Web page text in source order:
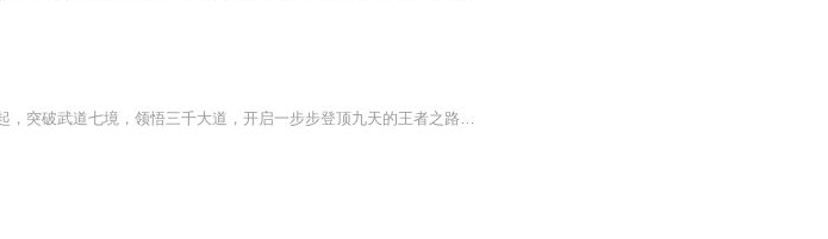
武道宗师古木携五行真元诀，以废柴之躯逆境而起，突破武道七境，领悟三千大道，开启一步步登顶九天的王者之路，力战群雄，怒斩诸神；冲冠一怒只为红颜！